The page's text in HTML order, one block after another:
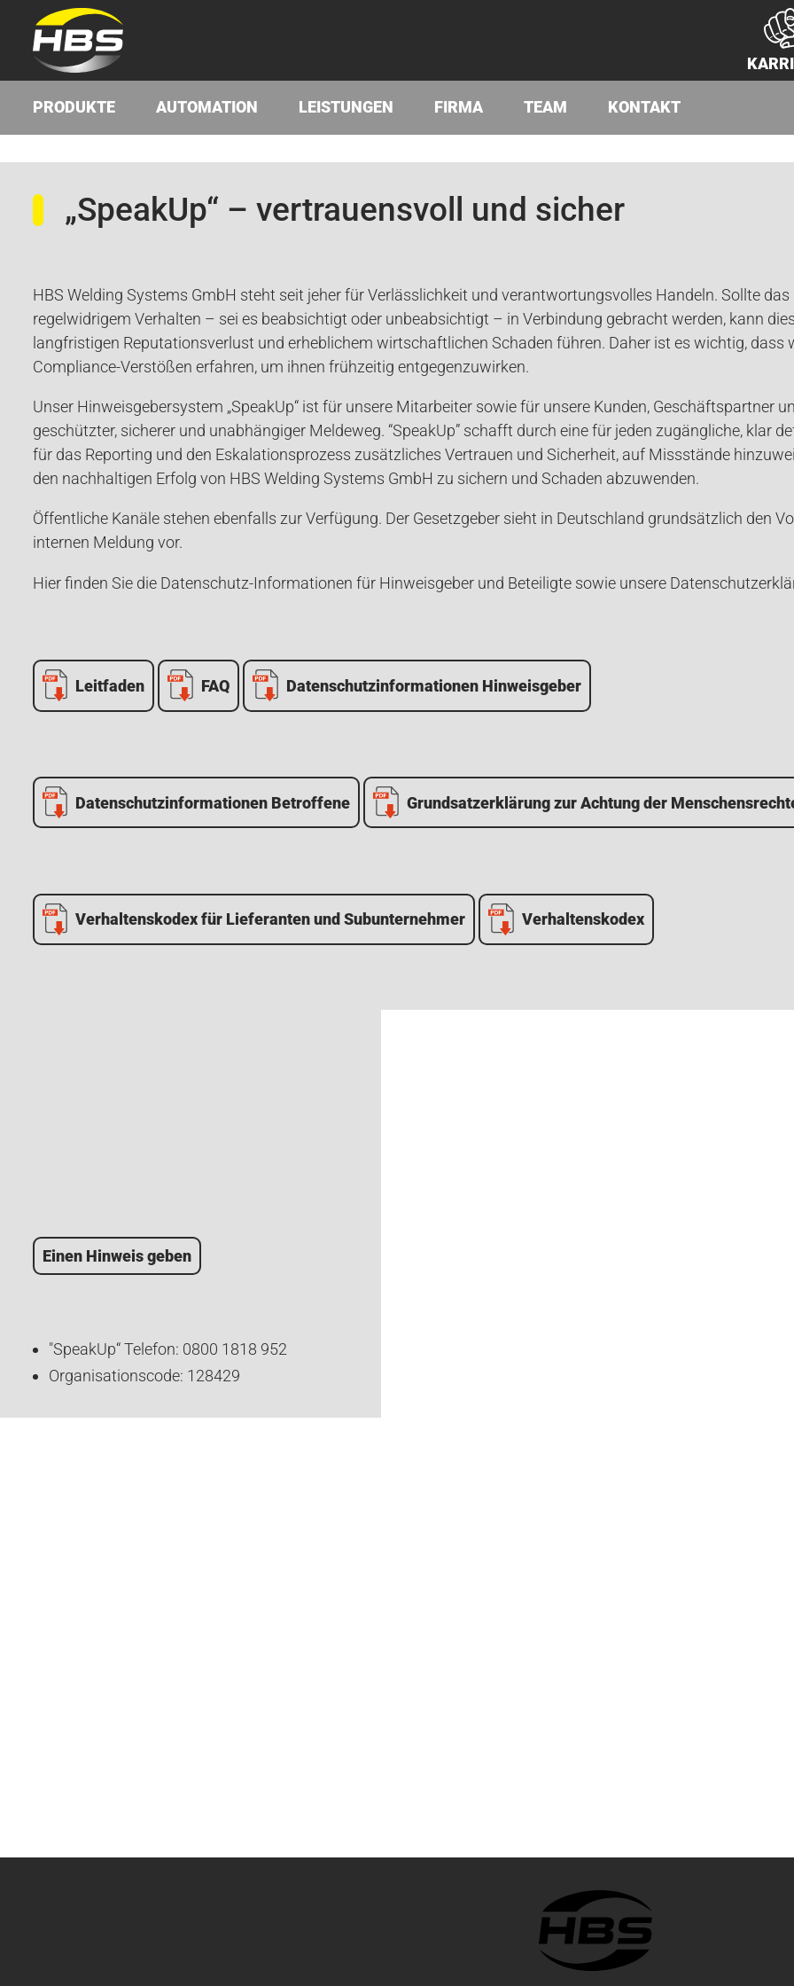
PRODUKTE AUTOMATION LEISTUNGEN FIRMA TEAM KONTAKT
„SpeakUp“ – vertrauensvoll und sicher
HBS Welding Systems GmbH steht seit jeher für Verlässlichkeit und verantwortungsvolles Handeln. Sollte
regelwidrigem Verhalten – sei es beabsichtigt oder unbeabsichtigt – in Verbindung gebracht werden, kann
langfristigen Reputationsverlust und erheblichem wirtschaftlichen Schaden führen. Daher ist es wichtig, dass
Compliance-Verstößen erfahren, um ihnen frühzeitig entgegenzuwirken.
Unser Hinweisgebersystem „SpeakUp“ ist für unsere Mitarbeiter sowie für unsere Kunden, Geschäftspartner
geschützter, sicherer und unabhängiger Meldeweg. “SpeakUp” schafft durch eine für jeden zugängliche, klar
für das Reporting und den Eskalationsprozess zusätzliches Vertrauen und Sicherheit, auf Missstände
den nachhaltigen Erfolg von HBS Welding Systems GmbH zu sichern und Schaden abzuwenden.
Öffentliche Kanäle stehen ebenfalls zur Verfügung. Der Gesetzgeber sieht in Deutschland grundsätzlich den
internen Meldung vor.
Hier finden Sie die Datenschutz-Informationen für Hinweisgeber und Beteiligte sowie unsere
Leitfaden FAQ Datenschutzinformationen Hinweisgeber
Datenschutzinformationen Betroffene Grundsatzerklärung zur Achtung der
Verhaltenskodex für Lieferanten und Subunternehmer Verhaltenskodex
Einen Hinweis geben
"SpeakUp“ Telefon: 0800 1818 952
Organisationscode: 128429